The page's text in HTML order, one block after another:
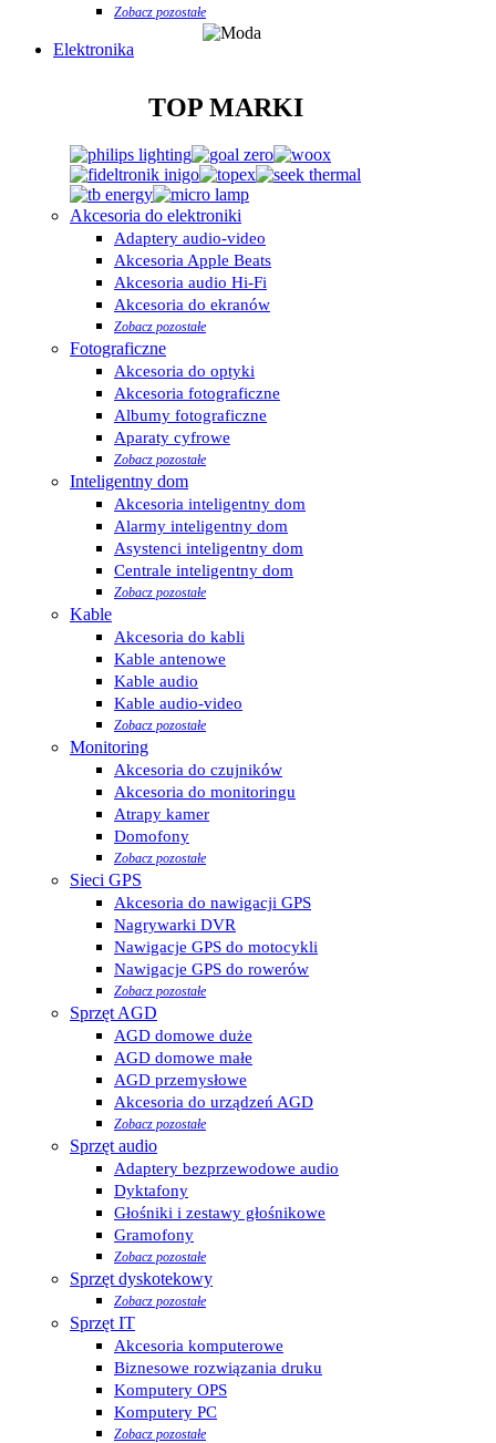
Zobacz pozostałe
Elektronika
TOP MARKI
Akcesoria do elektroniki
Adaptery audio-video
Akcesoria Apple Beats
Akcesoria audio Hi-Fi
Akcesoria do ekranów
Zobacz pozostałe
Fotograficzne
Akcesoria do optyki
Akcesoria fotograficzne
Albumy fotograficzne
Aparaty cyfrowe
Zobacz pozostałe
Inteligentny dom
Akcesoria inteligentny dom
Alarmy inteligentny dom
Asystenci inteligentny dom
Centrale inteligentny dom
Zobacz pozostałe
Kable
Akcesoria do kabli
Kable antenowe
Kable audio
Kable audio-video
Zobacz pozostałe
Monitoring
Akcesoria do czujników
Akcesoria do monitoringu
Atrapy kamer
Domofony
Zobacz pozostałe
Sieci GPS
Akcesoria do nawigacji GPS
Nagrywarki DVR
Nawigacje GPS do motocykli
Nawigacje GPS do rowerów
Zobacz pozostałe
Sprzęt AGD
AGD domowe duże
AGD domowe małe
AGD przemysłowe
Akcesoria do urządzeń AGD
Zobacz pozostałe
Sprzęt audio
Adaptery bezprzewodowe audio
Dyktafony
Głośniki i zestawy głośnikowe
Gramofony
Zobacz pozostałe
Sprzęt dyskotekowy
Zobacz pozostałe
Sprzęt IT
Akcesoria komputerowe
Biznesowe rozwiązania druku
Komputery OPS
Komputery PC
Zobacz pozostałe